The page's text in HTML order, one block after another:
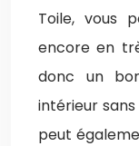
Toile, vous
encore en
donc un
intérieur
peut